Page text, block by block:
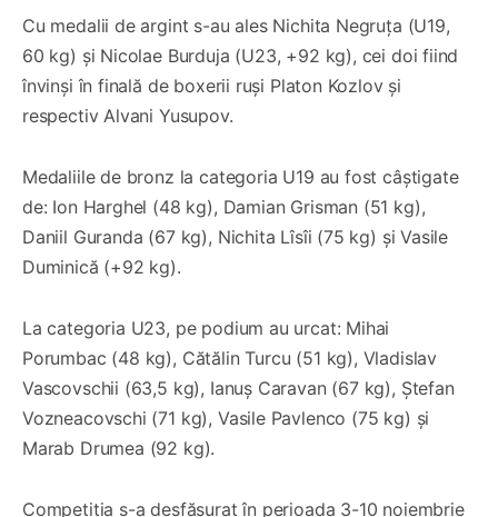
Cu medalii de argint s-au ales Nichita Negruța (U19,
60 kg) și Nicolae Burduja (U23, +92 kg), cei doi fiind
învinși în finală de boxerii ruși Platon Kozlov și
respectiv Alvani Yusupov.
Medaliile de bronz la categoria U19 au fost câștigate
de: Ion Harghel (48 kg), Damian Grisman (51 kg),
Daniil Guranda (67 kg), Nichita Lîsîi (75 kg) și Vasile
Duminică (+92 kg).
La categoria U23, pe podium au urcat: Mihai
Porumbac (48 kg), Cătălin Turcu (51 kg), Vladislav
Vascovschii (63,5 kg), Ianuș Caravan (67 kg), Ștefan
Vozneacovschi (71 kg), Vasile Pavlenco (75 kg) și
Marab Drumea (92 kg).
Competiția s-a desfășurat în perioada 3-10 noiembrie